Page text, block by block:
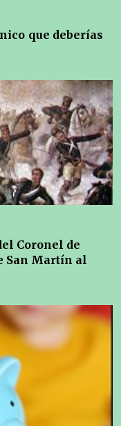
que deberías
Coronel de
San Martín al